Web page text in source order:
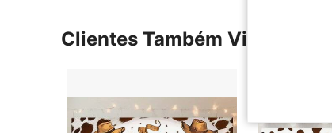
Clientes Também Visitaram